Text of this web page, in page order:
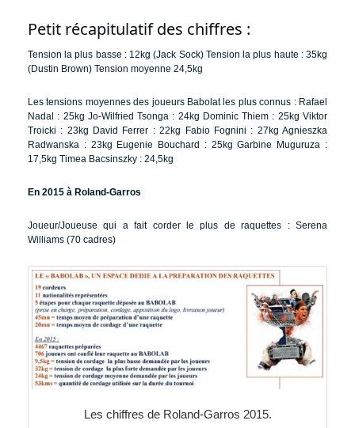
Petit récapitulatif des chiffres :
Tension la plus basse : 12kg (Jack Sock)Tension la plus haute : 35kg
(Dustin Brown) Tension moyenne 24,5kg
Les tensions moyennes des joueurs Babolat les plus connus :Rafael
Nadal : 25kg Jo-Wilfried Tsonga : 24kg Dominic Thiem : 25kg Viktor
Troicki : 23kg David Ferrer : 22kg Fabio Fognini : 27kg Agnieszka
Radwanska : 23kg Eugenie Bouchard : 25kg Garbine Muguruza :
17,5kg Timea Bacsinszky : 24,5kg
En 2015 à Roland-Garros
Joueur/Joueuse qui a fait corder le plus de raquettes : Serena
Williams (70 cadres)
Les chiffres de Roland-Garros 2015.